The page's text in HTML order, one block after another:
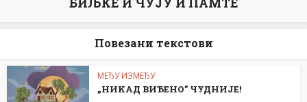
Повезани текстови
МЕЂУ ИЗМЕЂУ
„НИKАД ВИЂЕНО” ЧУДНИЈЕ!